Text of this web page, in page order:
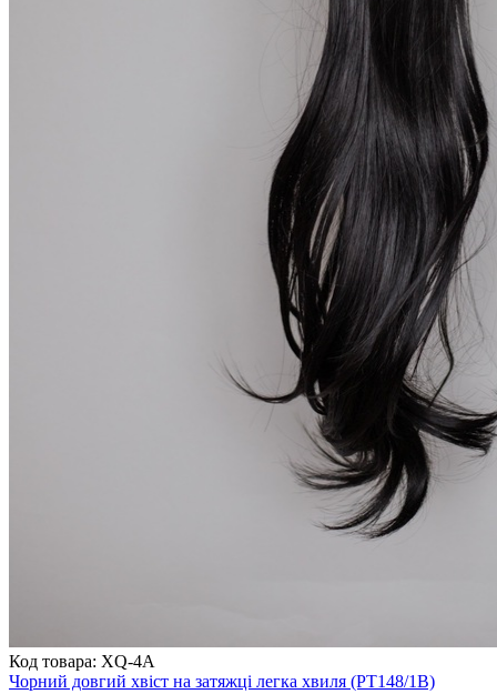
Код товара: XQ-4A
Чорний довгий хвіст на затяжці легка хвиля (PT148/1B)